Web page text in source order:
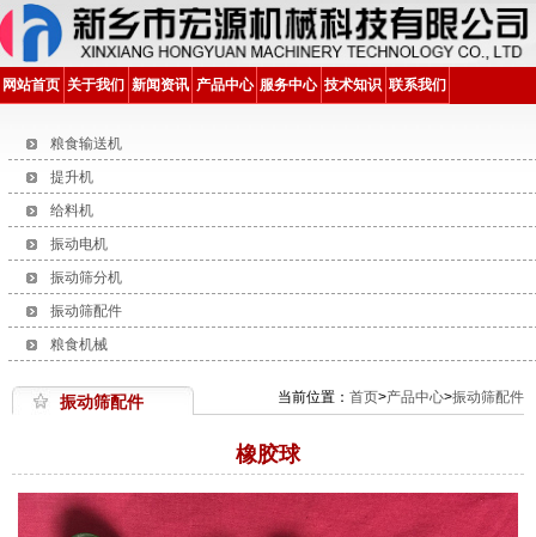
网站首页 关于我们 新闻资讯 产品中心 服务中心 技术知识 联系我们
粮食输送机
提升机
给料机
振动电机
振动筛分机
振动筛配件
粮食机械
振动筛配件 当前位置： 首页>产品中心>振动筛配件
橡胶球